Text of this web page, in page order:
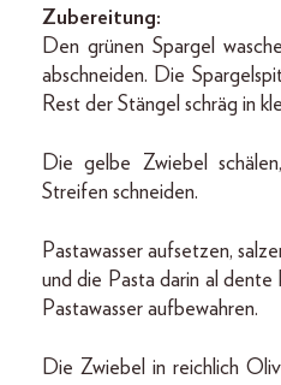
Zubereitung:
Den grünen Spargel
abschneiden. Die
Rest der Stängel schräg in
Die gelbe Zwiebel
Streifen schneiden.
Pastawasser aufsetzen,
und die Pasta darin al dente
Pastawasser aufbewahren.
Die Zwiebel in reichlich